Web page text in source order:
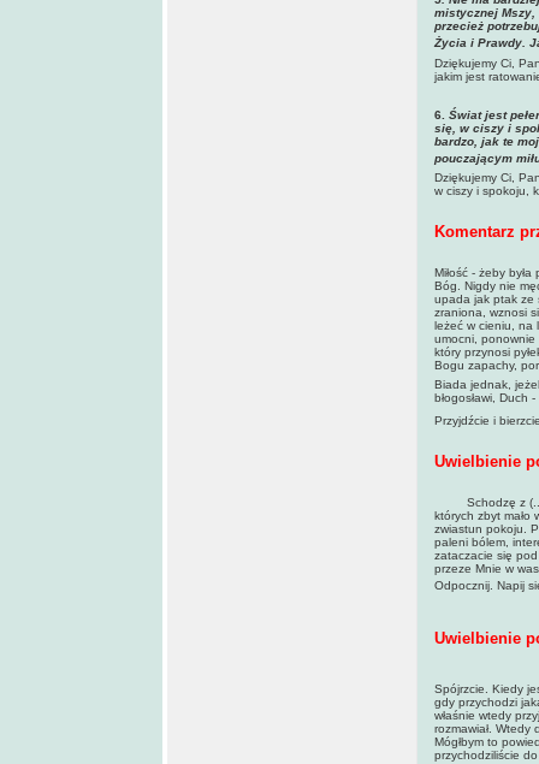
mistycznej
przecież
Życia i Prawdy.
Dziękujemy Ci,
jakim jest
6. Świat jest
się, w ciszy i
bardzo, jak te
pouczającym
Dziękujemy Ci,
w ciszy i spokoju,
Komentarz
Miłość - żeby
Bóg. Nigdy nie
upada jak ptak ze
zraniona, wznosi
leżeć w cieniu, na
umocni, ponownie
który przynosi
Bogu zapachy,
Biada jednak,
błogosławi, Duch
Przyjdźcie i
Uwielbienie
Schodzę z (...)
których zbyt
zwiastun pokoju.
paleni bólem,
zataczacie się pod
przeze Mnie w
Odpocznij. Napij
Uwielbienie
Spójrzcie. Kiedy
gdy przychodzi
właśnie wtedy
rozmawiał. Wtedy
Mógłbym to
przychodziliście